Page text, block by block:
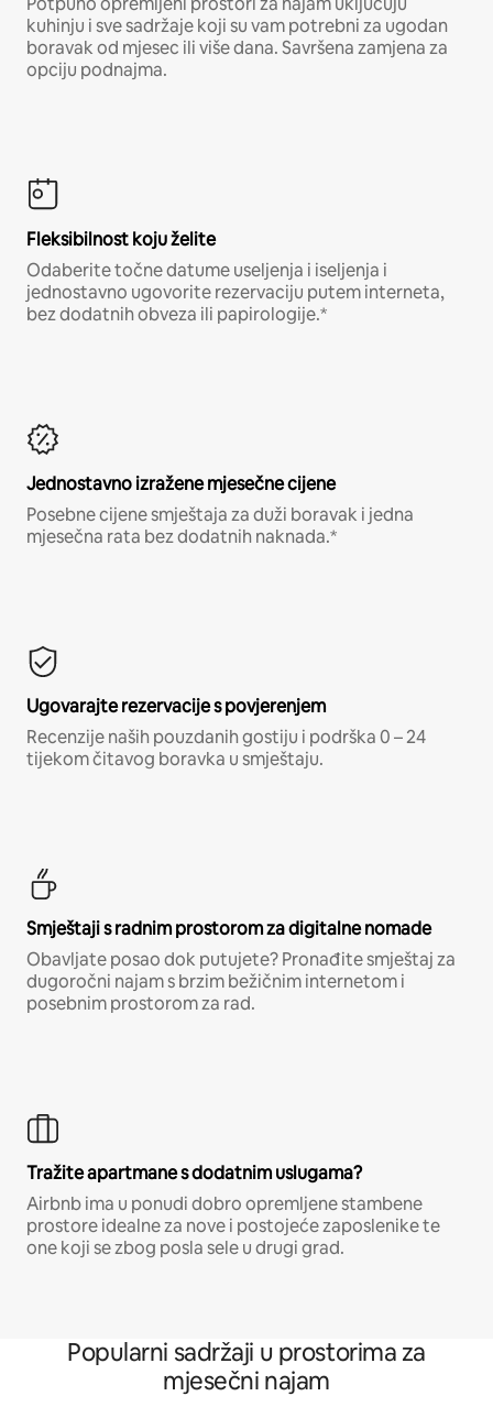
kuhinju i sve sadržaje koji su vam potrebni za ugodan
boravak od mjesec ili više dana. Savršena zamjena za
opciju podnajma.
Fleksibilnost koju želite
Odaberite točne datume useljenja i iseljenja i
jednostavno ugovorite rezervaciju putem interneta,
bez dodatnih obveza ili papirologije.*
Jednostavno izražene mjesečne cijene
Posebne cijene smještaja za duži boravak i jedna
mjesečna rata bez dodatnih naknada.*
Ugovarajte rezervacije s povjerenjem
Recenzije naših pouzdanih gostiju i podrška 0 – 24
tijekom čitavog boravka u smještaju.
Smještaji s radnim prostorom za digitalne nomade
Obavljate posao dok putujete? Pronađite smještaj za
dugoročni najam s brzim bežičnim internetom i
posebnim prostorom za rad.
Tražite apartmane s dodatnim uslugama?
Airbnb ima u ponudi dobro opremljene stambene
prostore idealne za nove i postojeće zaposlenike te
one koji se zbog posla sele u drugi grad.
Popularni sadržaji u prostorima za
mjesečni najam